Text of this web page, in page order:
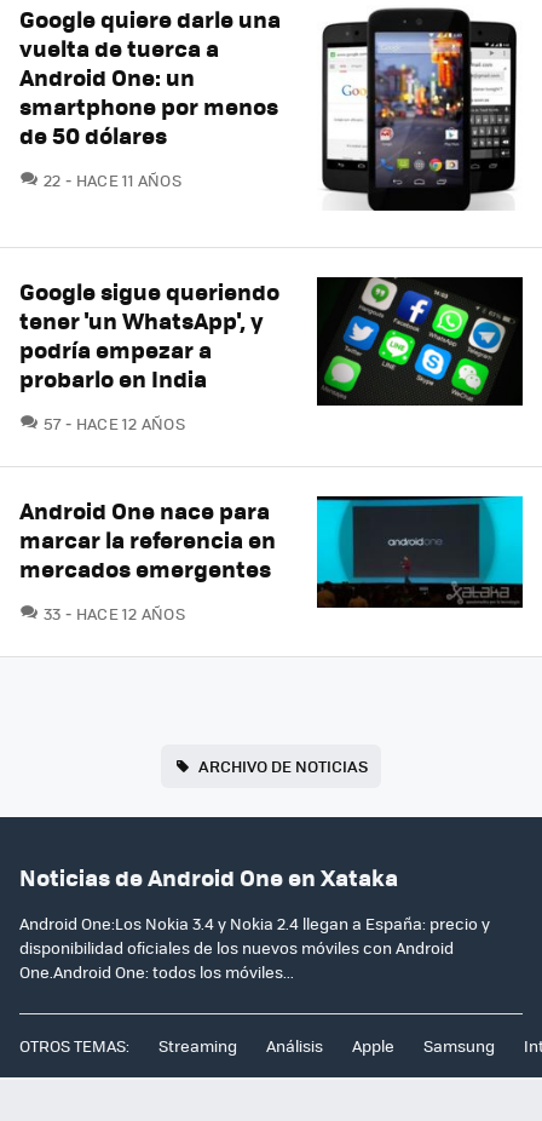
Google quiere darle una
vuelta de tuerca a
Android One: un
smartphone por menos
de 50 dólares
22 COMENTARIOS
HACE 11 AÑOS
Google sigue queriendo
tener 'un WhatsApp', y
podría empezar a
probarlo en India
57COMENTARIOS
HACE 12 AÑOS
Android One nace para
marcar la referencia en
mercados emergentes
33 COMENTARIOS
HACE 12 AÑOS
ARCHIVO DE NOTICIAS
Noticias de Android One en Xataka
Android One:Los Nokia 3.4 y Nokia 2.4 llegan a España: precio y
disponibilidad oficiales de los nuevos móviles con Android
One.Android One: todos los móviles...
OTROS TEMAS: Streaming Análisis Apple Samsung